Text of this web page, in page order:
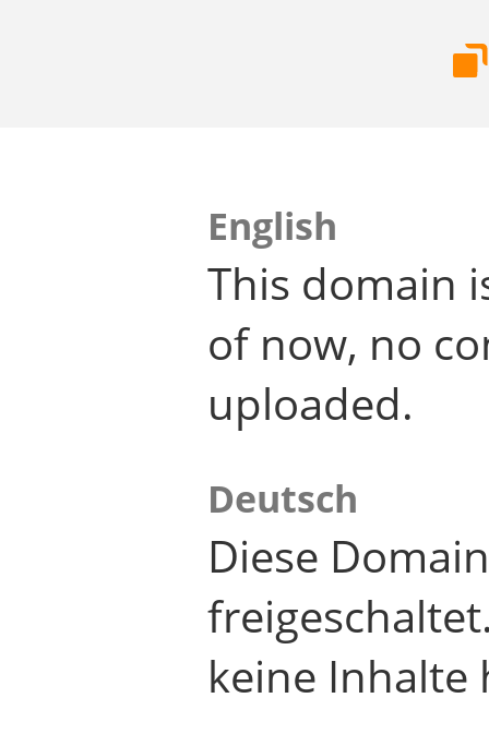
English
This domain
of now, no
uploaded.
Deutsch
Diese
keine Inhalte